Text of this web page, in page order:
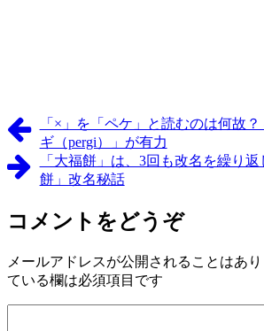
「×」を「ペケ」と読むのは何故
ギ（pergi）」が有力
「大福餅」は、3回も改名を繰り
餅」改名秘話
コメントをどうぞ
メールアドレスが公開されることはあり
ている欄は必須項目です